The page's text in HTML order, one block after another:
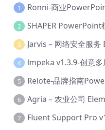
1 Ronni-商业
2 SHAPER PowerPoint
3
4
5 Relote-品牌指南
6
7